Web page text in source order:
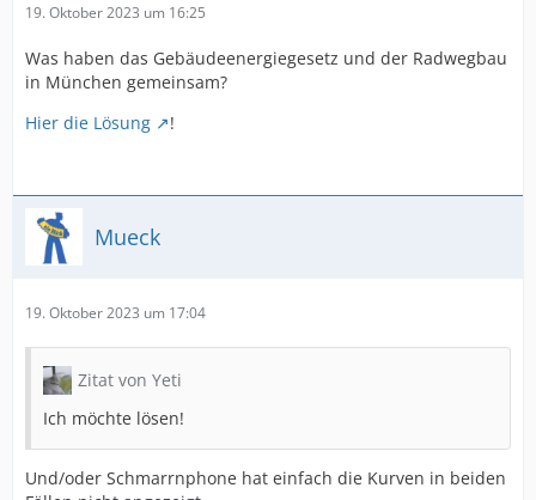
19. Oktober 2023 um 16:25
Was haben das Gebäudeenergiegesetz und der Radwegbau
in München gemeinsam?
Hier die Lösung
!
Mueck
19. Oktober 2023 um 17:04
Zitat von Yeti
Ich möchte lösen!
Und/oder Schmarrnphone hat einfach die Kurven in beiden